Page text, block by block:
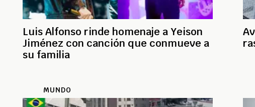
Luis Alfonso rinde homenaje a Yeison
Jiménez con canción que conmueve a
su familia
MUNDO